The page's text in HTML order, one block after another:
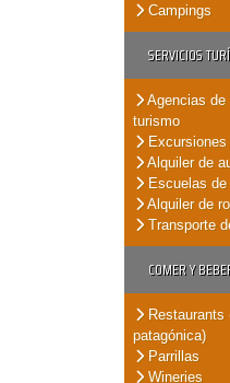
Campings
SERVICIOS
Agencias de
turismo
Excursiones
Alquiler de
Escuelas de
Alquiler de
Transporte
COMER Y
Restaurants
patagónica)
Parrillas
Wineries